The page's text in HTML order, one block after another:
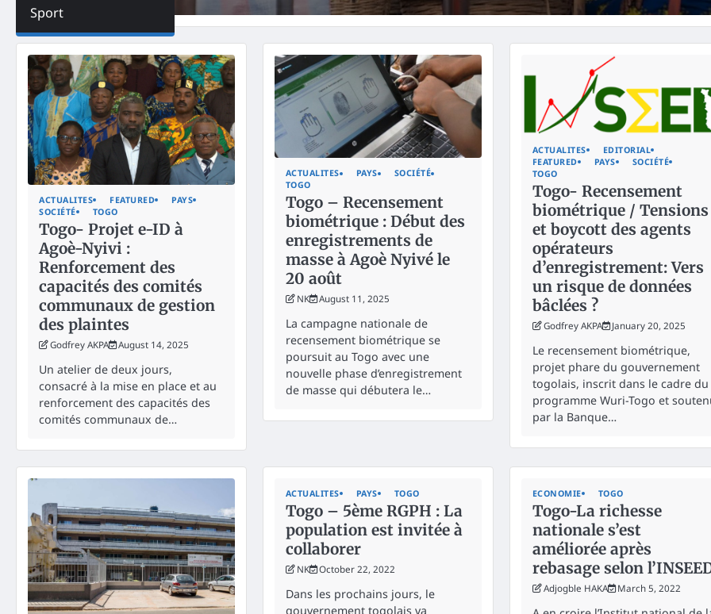
Sport
ACTUALITES FEATURED
PAYS
SOCIÉTÉ
TOGO
Togo- Projet e-ID à
Agoè-Nyivi :
Renforcement des
capacités des comités
communaux de gestion
des plaintes
Godfrey AKPA August 14, 2025
Un atelier de deux jours,
consacré à la mise en place et au
renforcement des capacités des
comités communaux de…
ACTUALITES PAYS
SOCIÉTÉ
TOGO
Togo – Recensement
biométrique : Début des
enregistrements de
masse à Agoè Nyivé le
20 août
NK August 11, 2025
La campagne nationale de
recensement biométrique se
poursuit au Togo avec une
nouvelle phase d’enregistrement
de masse qui débutera le…
ACTUALITES
EDITORIAL
FEATURED
PAYS
SOCIÉTÉ
TOGO
Togo- Recensement
biométrique / Tensions
et boycott des agents
opérateurs
d’enregistrement: Vers
un risque de données
bâclées ?
Godfrey AKPA January 20, 2025
Le recensement biométrique,
projet phare du gouvernement
togolais, inscrit dans le cadre du
programme Wuri-Togo et
par la Banque…
ACTUALITES PAYS TOGO
Togo – 5ème RGPH : La
population est invitée à
collaborer
NK October 22, 2022
Dans les prochains jours, le
gouvernement togolais va
ECONOMIE TOGO
Togo-La richesse
nationale s’est
améliorée après
rebasage selon
Adjogble HAKA March 5, 2022